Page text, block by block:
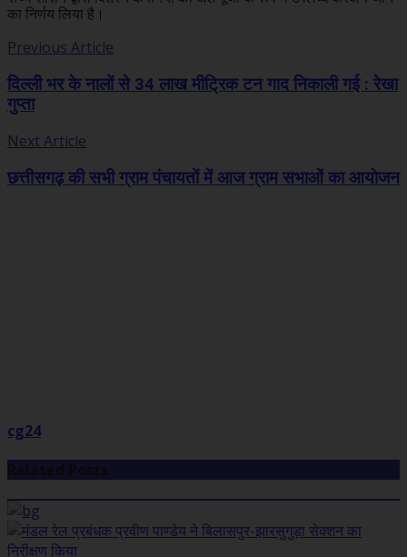
का निर्णय लिया है।
Previous Article
दिल्ली भर के नालों से 34 लाख मीट्रिक टन गाद निकाली गई : रेखा
गुप्ता
Next Article
छत्तीसगढ़ की सभी ग्राम पंचायताें में आज ग्राम सभाओं का आयाेजन
cg24